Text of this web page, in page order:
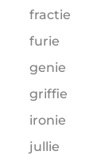
fractie
furie
genie
griffie
ironie
jullie